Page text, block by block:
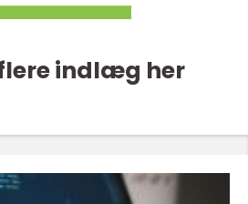
indlæg her